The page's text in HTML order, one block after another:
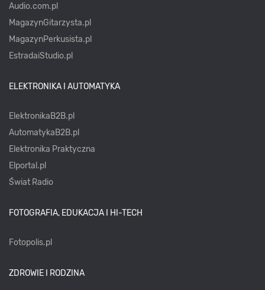
Audio.com.pl
MagazynGitarzysta.pl
MagazynPerkusista.pl
EstradaiStudio.pl
ELEKTRONIKA I AUTOMATYKA
ElektronikaB2B.pl
AutomatykaB2B.pl
Elektronika Praktyczna
Elportal.pl
Świat Radio
FOTOGRAFIA, EDUKACJA I HI-TECH
Fotopolis.pl
ZDROWIE I RODZINA